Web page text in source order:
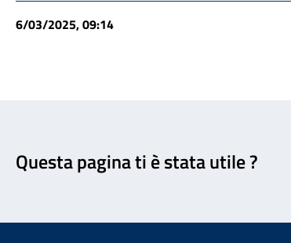
6/03/2025, 09:14
Questa pagina ti è stata utile ?